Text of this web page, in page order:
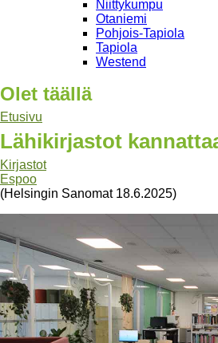
Niittykumpu
Otaniemi
Pohjois-Tapiola
Tapiola
Westend
Olet täällä
Etusivu
Lähikirjastot
Kirjastot
Espoo
(Helsingin Sanomat 18.6.2025)